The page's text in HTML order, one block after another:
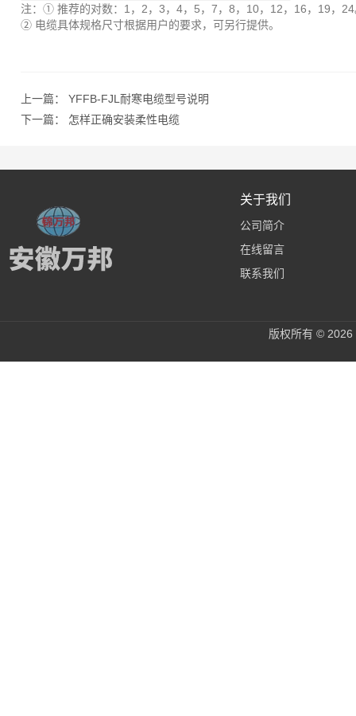
注：① 推荐的对数：1，2，3，4，5，7，8，10，12，16，19，
② 电缆具体规格尺寸根据用户的要求，可另行提供。
上一篇： YFFB-FJL耐寒电缆型号说明
下一篇： 怎样正确安装柔性电缆
关于我们
公司简介
在线留言
联系我们
版权所有 ©